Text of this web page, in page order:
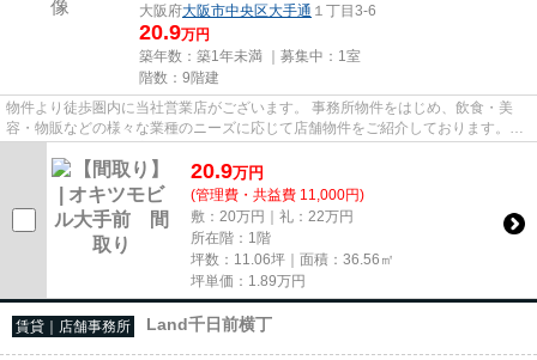
大阪府大阪市中央区大手通 １丁目3-6
20.9万円
築年数：築1年未満 ｜募集中： 1室
階数：9階建
物件より徒歩圏内に当社営業店がございます。 事務所物件をはじめ、飲食・美
容・物販などの様々な業種のニーズに応じて店舗物件をご紹介しております。
尚、弊社ではおとり広告は一切...
20.9万円
(管理費・共益費 11,000円)
敷：20万円｜礼：22万円
所在階：1階
坪数：11.06坪｜面積：36.56㎡
坪単価： 1.89万円
賃貸｜店舗事務所 Land千日前横丁